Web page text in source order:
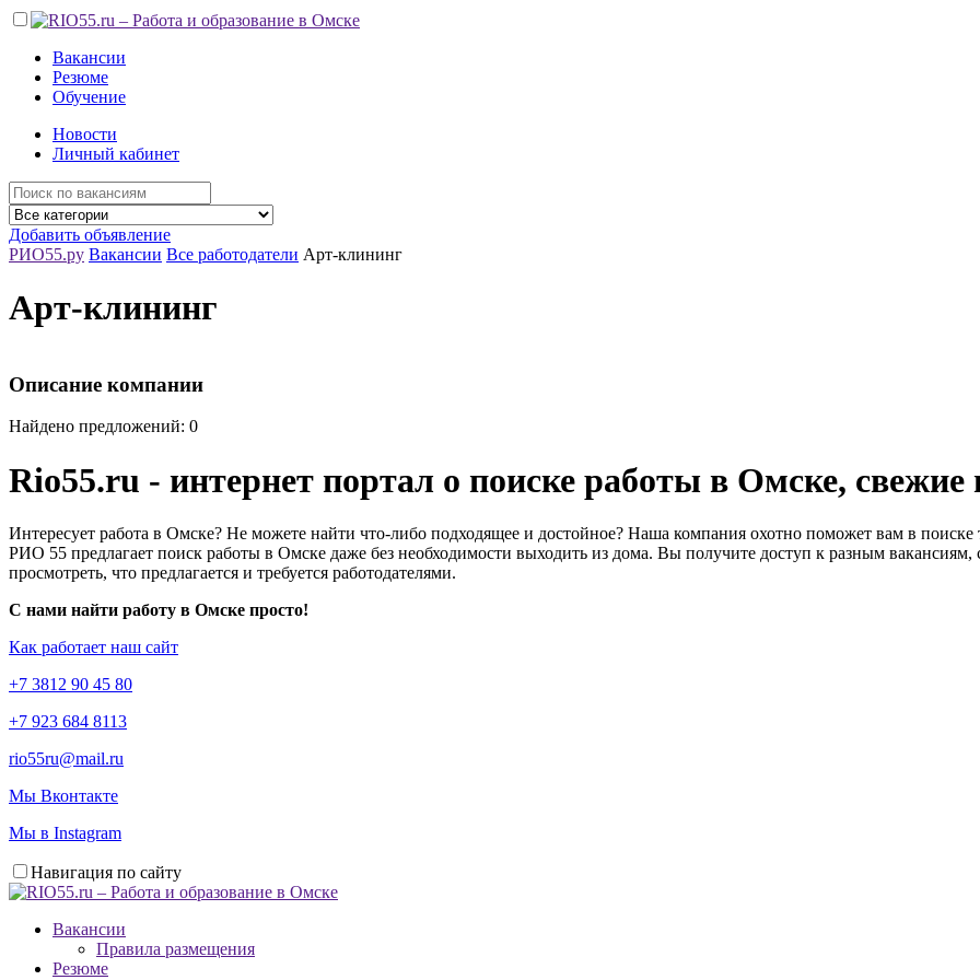
Вакансии
Резюме
Обучение
Новости
Личный кабинет
Добавить объявление
РИО55.ру Вакансии Все работодатели Арт-клининг
Арт-клининг
Описание компании
Найдено предложений: 0
Rio55.ru - интернет портал о поиске работы в Омске, свежие
Интересует работа в Омске? Не можете найти что-либо подходящее и достойное? Наша компания охотно поможет вам в поиске
РИО 55 предлагает поиск работы в Омске даже без необходимости выходить из дома. Вы получите доступ к разным
просмотреть, что предлагается и требуется работодателями.
С нами найти работу в Омске просто!
Как работает наш сайт
+7 3812 90 45 80
+7 923 684 8113
rio55ru@mail.ru
Мы Вконтакте
Мы в Instagram
Навигация по сайту
Вакансии
Правила размещения
Резюме